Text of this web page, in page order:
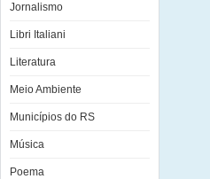
Jornalismo
Libri Italiani
Literatura
Meio Ambiente
Municípios do RS
Música
Poema